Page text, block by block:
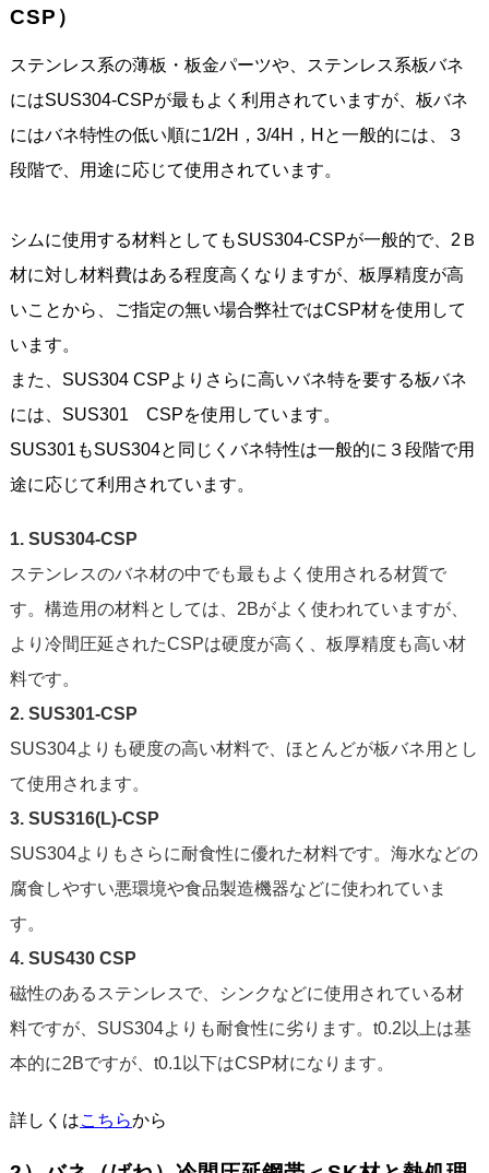
CSP）
ステンレス系の薄板・板金パーツや、ステンレス系板バネ
にはSUS304-CSPが最もよく利用されていますが、板バネ
にはバネ特性の低い順に1/2H，3/4H，Hと一般的には、３
段階で、用途に応じて使用されています。
シムに使用する材料としてもSUS304-CSPが一般的で、2Ｂ
材に対し材料費はある程度高くなりますが、板厚精度が高
いことから、ご指定の無い場合弊社ではCSP材を使用して
います。
また、SUS304 CSPよりさらに高いバネ特を要する板バネ
には、SUS301 CSPを使用しています。
SUS301もSUS304と同じくバネ特性は一般的に３段階で用
途に応じて利用されています。
1. SUS304-CSP
ステンレスのバネ材の中でも最もよく使用される材質で
す。構造用の材料としては、2Bがよく使われていますが、
より冷間圧延されたCSPは硬度が高く、板厚精度も高い材
料です。
2. SUS301-CSP
SUS304よりも硬度の高い材料で、ほとんどが板バネ用とし
て使用されます。
3. SUS316(L)-CSP
SUS304よりもさらに耐食性に優れた材料です。海水などの
腐食しやすい悪環境や食品製造機器などに使われていま
す。
4. SUS430 CSP
磁性のあるステンレスで、シンクなどに使用されている材
料ですが、SUS304よりも耐食性に劣ります。t0.2以上は基
本的に2Bですが、t0.1以下はCSP材になります。
詳しくはこちらから